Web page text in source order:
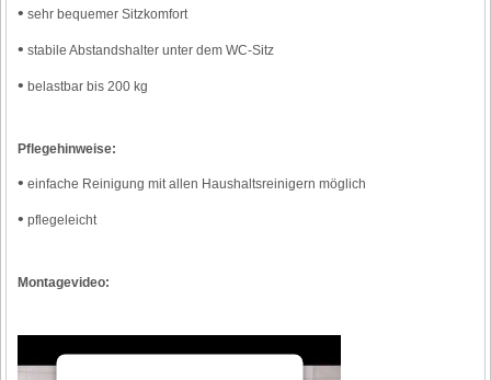
• sehr bequemer Sitzkomfort
• stabile Abstandshalter unter dem WC-Sitz
• belastbar bis 200 kg
Pflegehinweise:
• einfache Reinigung mit allen Haushaltsreinigern möglich
• pflegeleicht
Montagevideo: